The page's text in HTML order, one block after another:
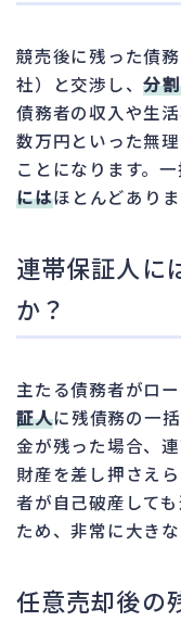
競売後に残った債
社）と交渉し、分
債務者の収入や生
数万円といった無
ことになります。
にはほとんどありま
連帯保証人に
か？
主たる債務者がロ
証人に残債務の一
金が残った場合、
財産を差し押さえ
者が自己破産して
ため、非常に大きな
任意売却後の